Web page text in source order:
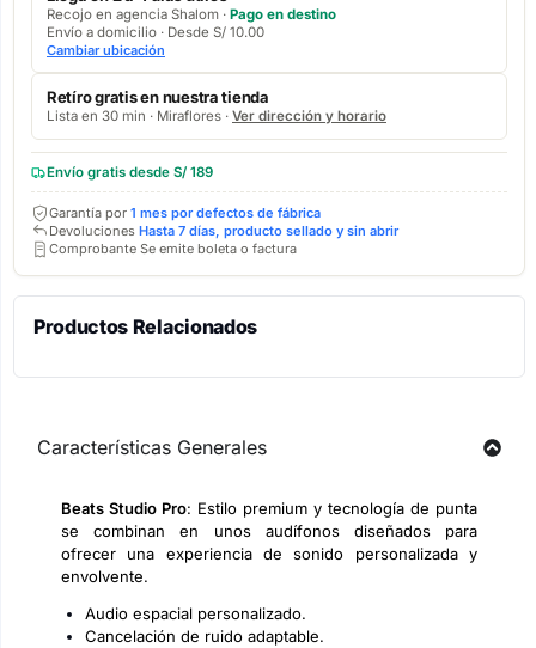
Recojo en agencia Shalom · Pago en destino
Envío a domicilio · Desde S/ 10.00
Cambiar ubicación
Retíro gratis en nuestra tienda
Lista en 30 min · Miraflores · Ver dirección y horario
Envío gratis desde S/ 189
Garantía por 1 mes por defectos de fábrica
Devoluciones Hasta 7 días, producto sellado y sin abrir
Comprobante Se emite boleta o factura
Productos Relacionados
Características Generales
Beats Studio Pro: Estilo premium y tecnología de punta
se combinan en unos audífonos diseñados para
ofrecer una experiencia de sonido personalizada y
envolvente.
Audio espacial personalizado.
Cancelación de ruido adaptable.